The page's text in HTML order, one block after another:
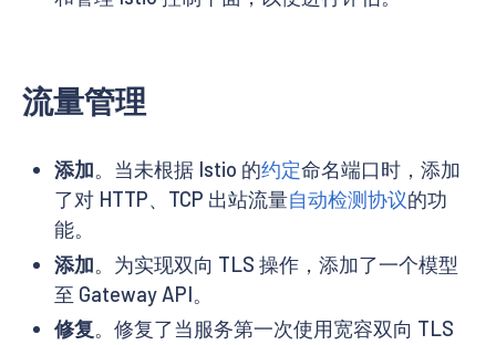
流量管理
添加。当未根据 Istio 的约定命名端口时，添加
了对 HTTP、TCP 出站流量自动检测协议的功
能。
添加。为实现双向 TLS 操作，添加了一个模型
至 Gateway API。
修复。修复了当服务第一次使用宽容双向 TLS